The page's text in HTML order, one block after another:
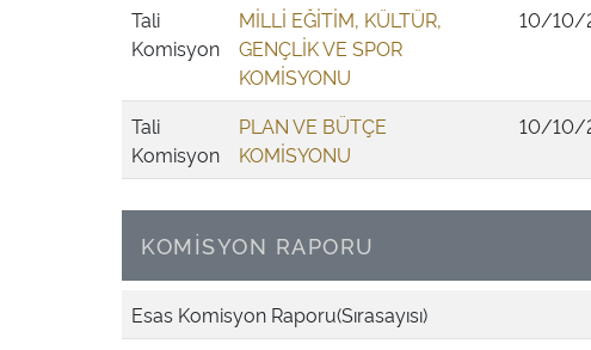
Tali
Komisyon
MİLLİ EĞİTİM, KÜLTÜR,
GENÇLİK VE SPOR
KOMİSYONU
10/10/
Tali
Komisyon
PLAN VE BÜTÇE
KOMİSYONU
10/10/
KOMİSYON RAPORU
Esas Komisyon Raporu(Sırasayısı)